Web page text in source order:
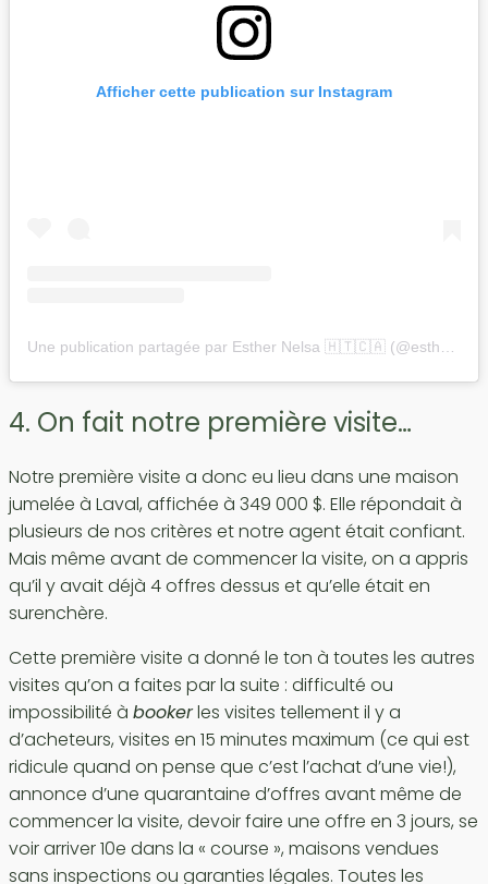
Afficher cette publication sur Instagram
Une publication partagée par Esther Nelsa 🇭🇹🇨🇦 (@esthernelsa)
4. On fait notre première visite…
Notre première visite a donc eu lieu dans une maison
jumelée à Laval, affichée à 349 000 $. Elle répondait à
plusieurs de nos critères et notre agent était confiant.
Mais même avant de commencer la visite, on a appris
qu’il y avait déjà 4 offres dessus et qu’elle était en
surenchère.
Cette première visite a donné le ton à toutes les autres
visites qu’on a faites par la suite : difficulté ou
impossibilité à bookerles visites tellement il y a
d’acheteurs, visites en 15 minutes maximum (ce qui est
ridicule quand on pense que c’est l’achat d’une vie!),
annonce d’une quarantaine d’offres avant même de
commencer la visite, devoir faire une offre en 3 jours, se
voir arriver 10e dans la « course », maisons vendues
sans inspections ou garanties légales. Toutes les